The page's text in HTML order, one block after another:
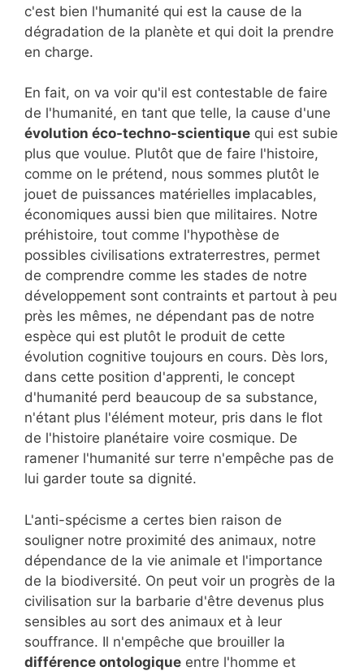
c'est bien l'humanité qui est la cause de la
dégradation de la planète et qui doit la prendre
en charge.
En fait, on va voir qu'il est contestable de faire
de l'humanité, en tant que telle, la cause d'une
évolution éco-techno-scientique qui est subie
plus que voulue. Plutôt que de faire l'histoire,
comme on le prétend, nous sommes plutôt le
jouet de puissances matérielles implacables,
économiques aussi bien que militaires. Notre
préhistoire, tout comme l'hypothèse de
possibles civilisations extraterrestres, permet
de comprendre comme les stades de notre
développement sont contraints et partout à peu
près les mêmes, ne dépendant pas de notre
espèce qui est plutôt le produit de cette
évolution cognitive toujours en cours. Dès lors,
dans cette position d'apprenti, le concept
d'humanité perd beaucoup de sa substance,
n'étant plus l'élément moteur, pris dans le flot
de l'histoire planétaire voire cosmique. De
ramener l'humanité sur terre n'empêche pas de
lui garder toute sa dignité.
L'anti-spécisme a certes bien raison de
souligner notre proximité des animaux, notre
dépendance de la vie animale et l'importance
de la biodiversité. On peut voir un progrès de la
civilisation sur la barbarie d'être devenus plus
sensibles au sort des animaux et à leur
souffrance. Il n'empêche que brouiller la
différence ontologique entre l'homme et